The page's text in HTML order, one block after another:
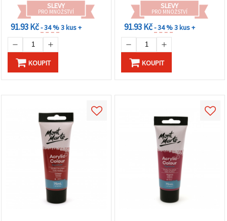
SLEVY
PRO MNOŽSTVÍ
91.93 Kč- 34 %3 kus +
KOUPIT
SLEVY
PRO MNOŽSTVÍ
91.93 Kč- 34 %3 kus +
KOUPIT